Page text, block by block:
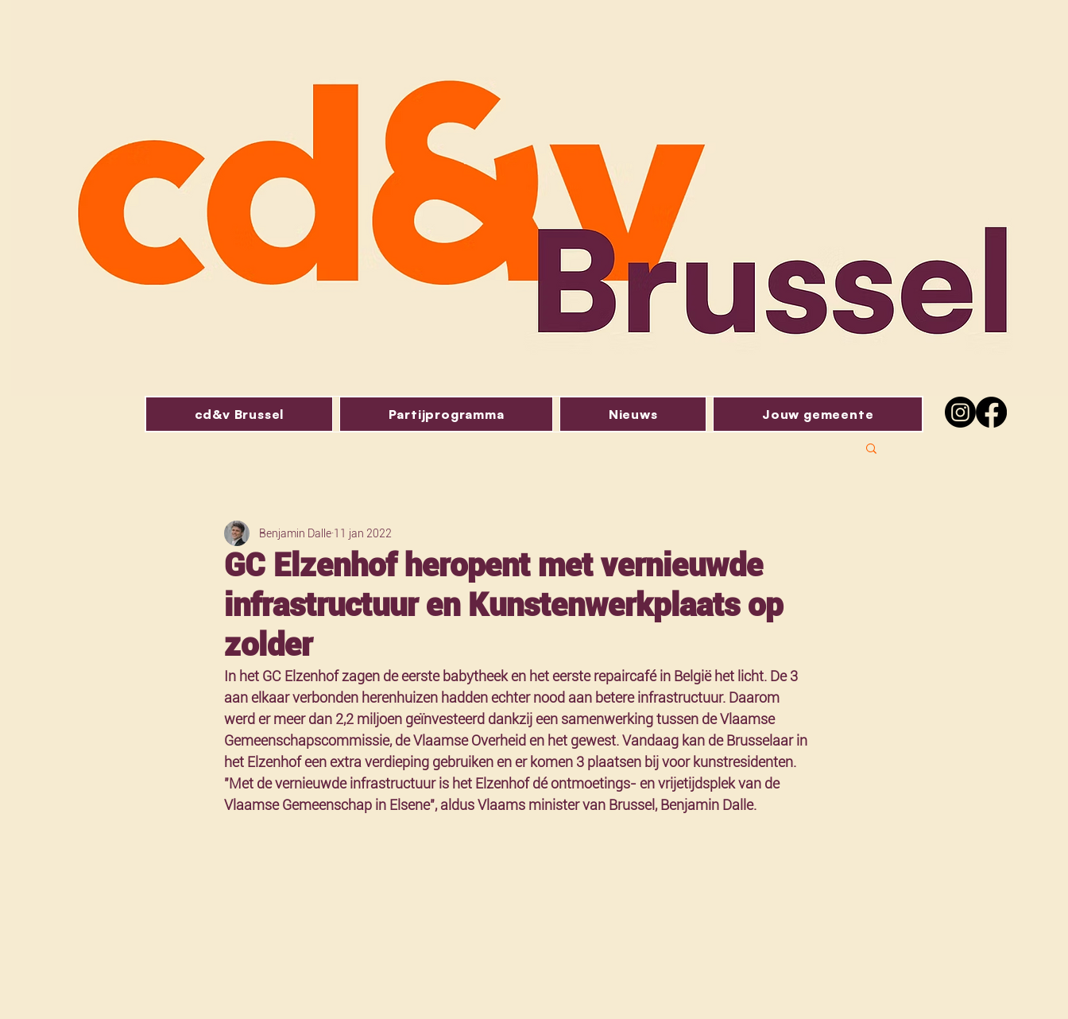
cd&v Brussel Partijprogramma Nieuws Jouw gemeente
GC Elzenhof heropent met vernieuwde
infrastructuur en Kunstenwerkplaats op
zolder
Benjamin Dalle 11 jan 2022
In het GC Elzenhof zagen de eerste babytheek en het eerste repaircafé in België het licht. De 3
aan elkaar verbonden herenhuizen hadden echter nood aan betere infrastructuur. Daarom
werd er meer dan 2,2 miljoen geïnvesteerd dankzij een samenwerking tussen de Vlaamse
Gemeenschapscommissie, de Vlaamse Overheid en het gewest. Vandaag kan de Brusselaar in
het Elzenhof een extra verdieping gebruiken en er komen 3 plaatsen bij voor kunstresidenten.
"Met de vernieuwde infrastructuur is het Elzenhof dé ontmoetings- en vrijetijdsplek van de
Vlaamse Gemeenschap in Elsene", aldus Vlaams minister van Brussel, Benjamin Dalle.